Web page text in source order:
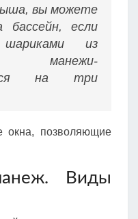
вы можете
бассейн, если
из
манежи-
на три
окна, позволяющие
Виды